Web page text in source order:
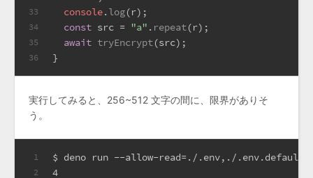
33
34
35
36
console.log(r);
const src = "a" . repeat(r);
await tryEncrypt(src);
}
実行してみると、256~512 文字の間に、限界がありそ
う。
1
2
$ deno run --allow-read=./.env,./
4